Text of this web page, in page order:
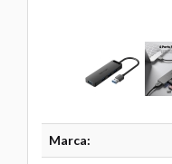
Marca: